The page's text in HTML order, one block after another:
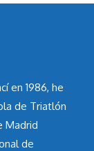
en 1986, he
de Triatlón
Madrid
de